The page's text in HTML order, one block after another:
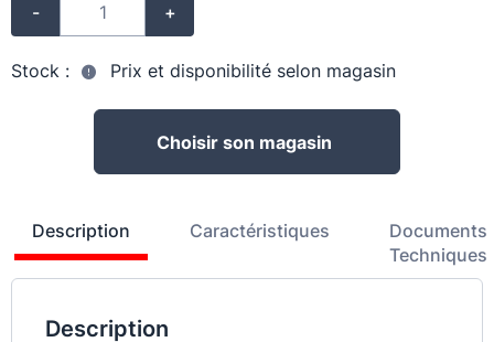
- +
Stock : Prix et disponibilité selon magasin
Choisir son magasin
Description Caractéristiques
Documents
Techniques
Description